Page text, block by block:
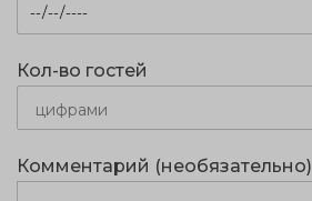
Кол-во гостей
Комментарий (необязательно)